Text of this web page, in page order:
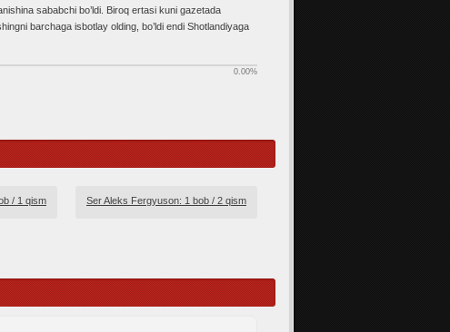
sababchi bo’ldi. Biroq ertasi kuni gazetada
barchaga isbotlay olding, bo’ldi endi Shotlandiyaga
0.00%
/ 1 qism Ser Aleks Fergyuson: 1 bob / 2 qism